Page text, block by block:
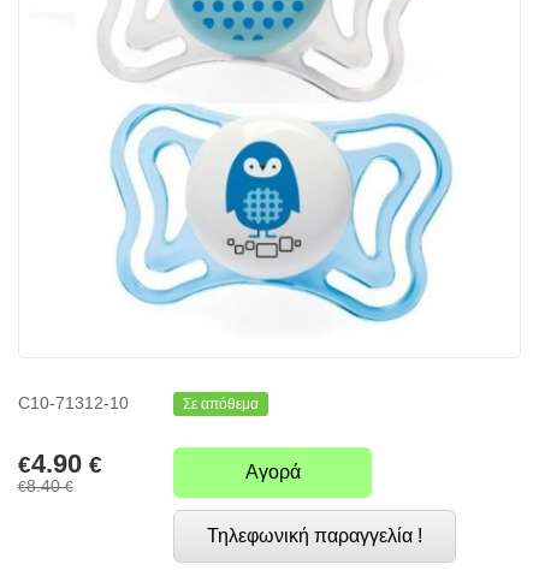
C10-71312-10 Σε απόθεμα
€4.90 €
€8.40€
Αγορά
Τηλεφωνική παραγγελία !